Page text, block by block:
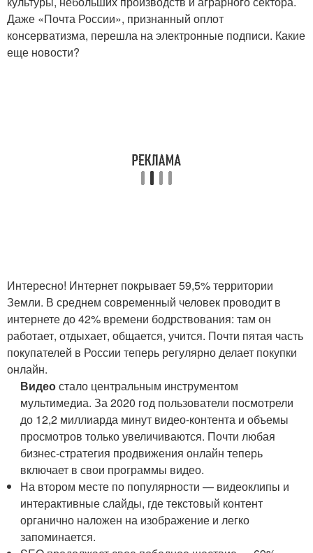
Даже «Почта России», признанный оплот
консерватизма, перешла на электронные подписи. Какие
еще новости?
Интересно! Интернет покрывает 59,5% территории
Земли. В среднем современный человек проводит в
интернете до 42% времени бодрствования: там он
работает, отдыхает, общается, учится. Почти пятая часть
покупателей в России теперь регулярно делает покупки
онлайн.
Видеостало центральным инструментом
мультимедиа. За 2020 год пользователи посмотрели
до 12,2 миллиарда минут видео-контента и объемы
просмотров только увеличиваются. Почти любая
бизнес-стратегия продвижения онлайн теперь
включает в свои программы видео.
На втором месте по популярности — видеоклипы и
интерактивные слайды, где текстовый контент
органично наложен на изображение и легко
запоминается.